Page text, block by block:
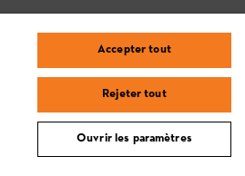
Questions / Réponses
Moyens de paiement
Livraison
Accepter tout
Rejeter tout
Ouvrir les paramètres